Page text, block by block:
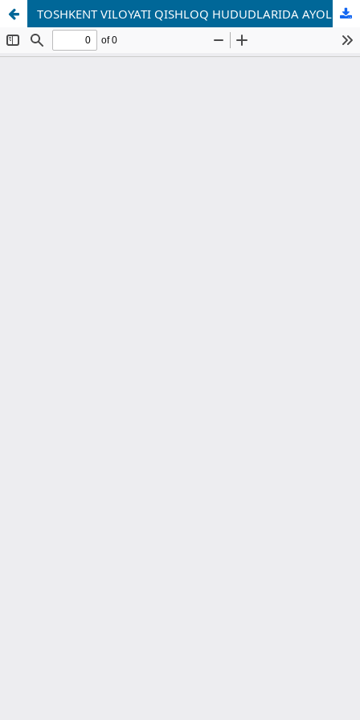
TOSHKENT VILOYATI QISHLOQ HUDUDLARIDA AYOLLAR TADBIRKORLIGINI RIVOJLANTIRISHNING IJTIMOIY-IQTISODIY OMILLARI: EMPIRIK TAHLIL